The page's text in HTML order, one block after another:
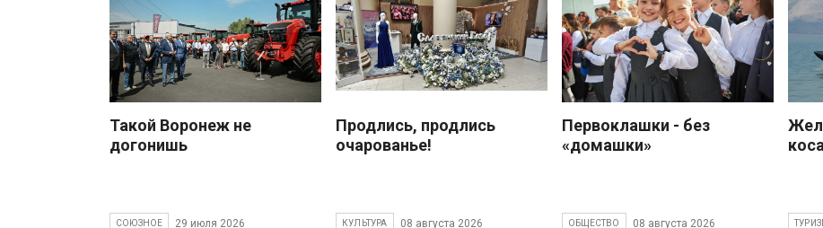
Такой Воронеж не
догонишь
СОЮЗНОЕ 29 июля 2026
Продлись, продлись
очарованье!
КУЛЬТУРА 08 августа 2026
Первоклашки - без
«домашки»
ОБЩЕСТВО 08 августа 2026